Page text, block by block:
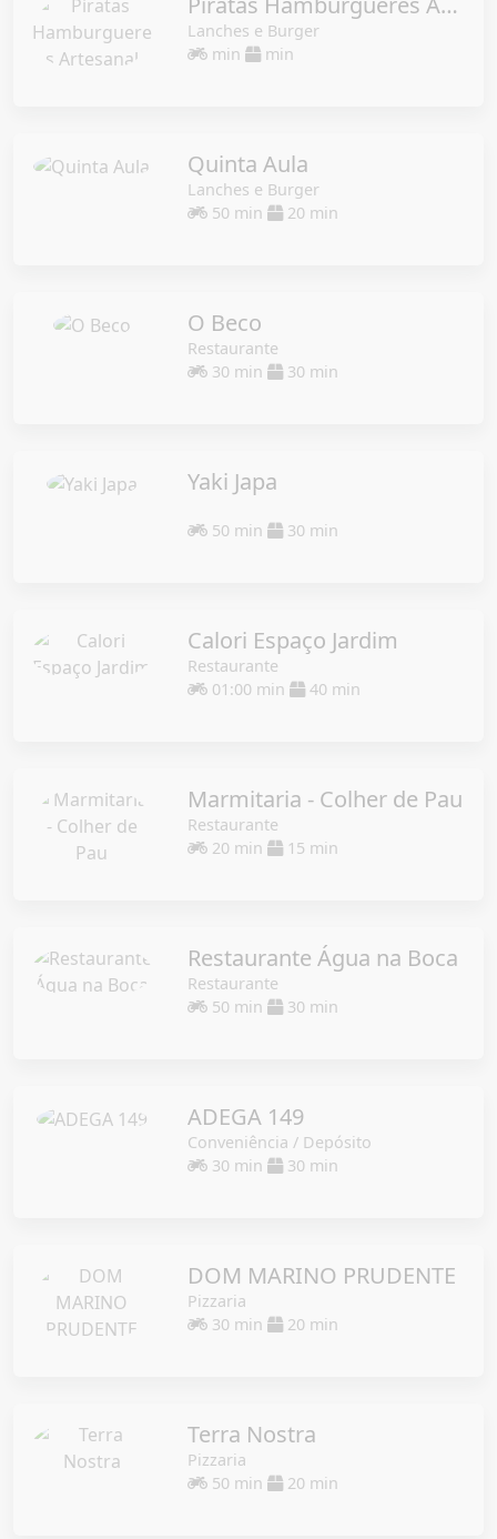
Lanches e Burger
min
min
Quinta Aula
Lanches e Burger
50 min
20 min
O Beco
Restaurante
30 min
30 min
Yaki Japa
50 min 30 min
Calori Espaço Jardim
Restaurante
01:00 min
40 min
Marmitaria - Colher de Pau
Restaurante
20 min
15 min
Restaurante Água na Boca
Restaurante
50 min
30 min
ADEGA 149
Conveniência / Depósito
30 min
30 min
DOM MARINO PRUDENTE
Pizzaria
30 min
20 min
Terra Nostra
Pizzaria
50 min
20 min